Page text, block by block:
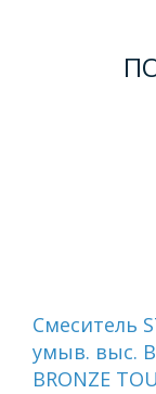
Смеситель
умыв. выс.
BRONZE